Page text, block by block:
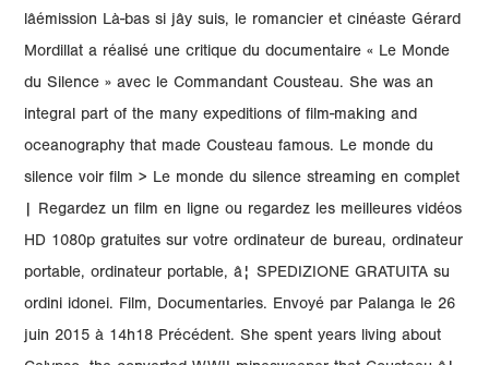
lâémission Là-bas si jây suis, le romancier et cinéaste Gérard
Mordillat a réalisé une critique du documentaire « Le Monde
du Silence » avec le Commandant Cousteau. She was an
integral part of the many expeditions of film-making and
oceanography that made Cousteau famous. Le monde du
silence voir film > Le monde du silence streaming en complet
| Regardez un film en ligne ou regardez les meilleures vidéos
HD 1080p gratuites sur votre ordinateur de bureau, ordinateur
portable, ordinateur portable, â¦ SPEDIZIONE GRATUITA su
ordini idonei. Film, Documentaries. Envoyé par Palanga le 26
juin 2015 à 14h18 Précédent. She spent years living about